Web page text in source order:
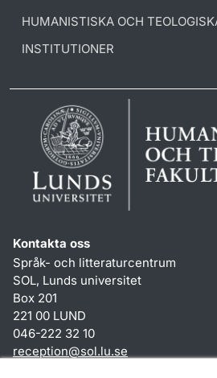
HUMANISTISKA OCH
INSTITUTIONER
Kontakta oss
Språk- och litteraturcentrum
SOL, Lunds universitet
Box 201
221 00 LUND
046-222 32 10
reception@sol.lu.se